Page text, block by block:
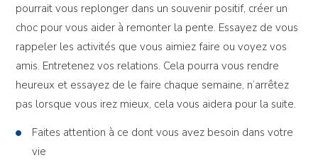
pourrait vous replonger dans un souvenir positif, créer un
choc pour vous aider à remonter la pente. Essayez de vous
rappeler les activités que vous aimiez faire ou voyez vos
amis. Entretenez vos relations. Cela pourra vous rendre
heureux et essayez de le faire chaque semaine, n’arrêtez
pas lorsque vous irez mieux, cela vous aidera pour la suite.
Faites attention à ce dont vous avez besoin dans votre
vie